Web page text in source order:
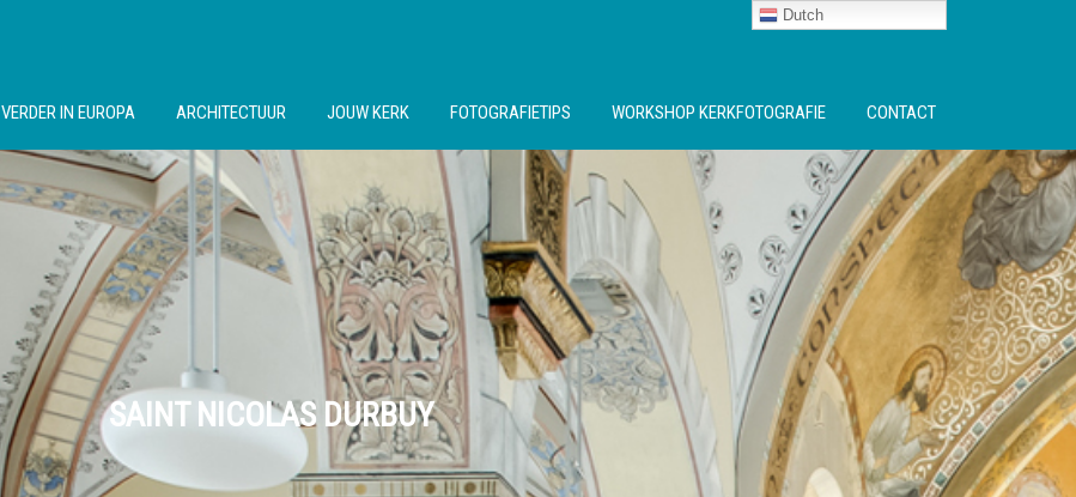
VERDER IN EUROPA ARCHITECTUUR JOUW KERK FOTOGRAFIETIPS WORKSHOP KERKFOTOGRAFIE CONTACT
SAINT NICOLAS DURBUY
Dutch